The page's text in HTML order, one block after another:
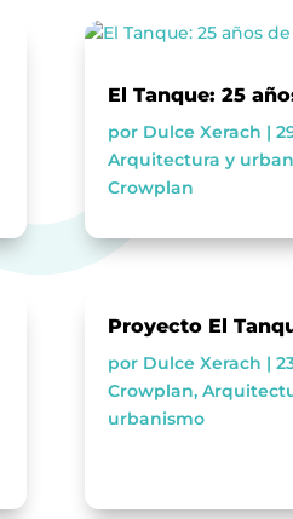
El Tanque: 25
por Dulce Xerach |
Arquitectura y
Crowplan
Proyecto El
por Dulce Xerach |
Crowplan,
urbanismo